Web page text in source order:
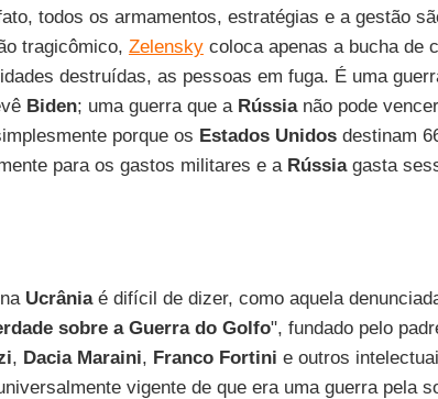
todos os armamentos, estratégias e a gestão
tragicômico, Zelenskycoloca apenas a bucha de
destruídas, as pessoas em fuga. É uma
Biden; uma guerra que a Rússianão pode
porque os Estados Unidosdestinam
para os gastos militares e a Rússiagasta
Ucrâniaé difícil de dizer, como aquela
sobre a Guerra do Golfo", fundado pelo
, Dacia Maraini, Franco Fortini e outros
vigente de que era uma guerra pela